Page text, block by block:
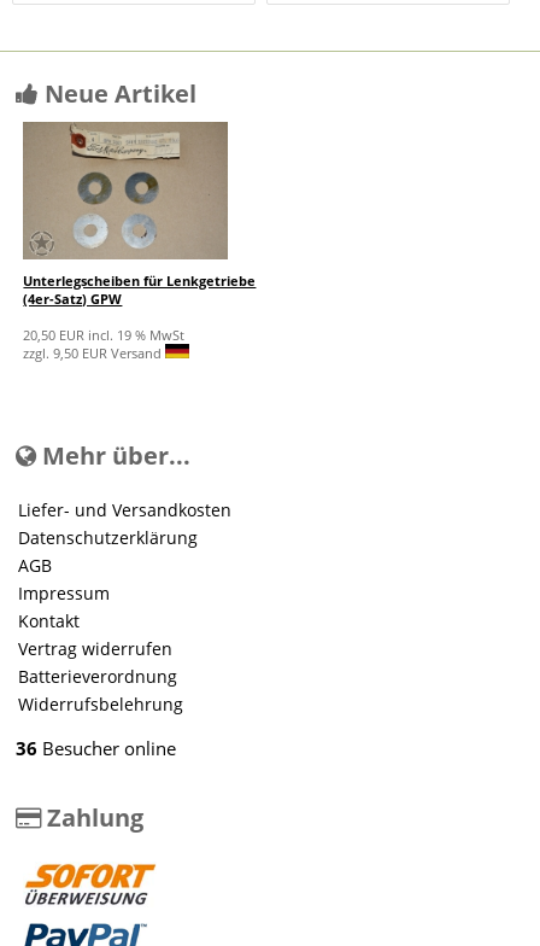
Neue Artikel
Unterlegscheiben für Lenkgetriebe
(4er-Satz) GPW
20,50 EUR incl. 19 % MwSt
zzgl. 9,50 EUR Versand
Mehr über...
Liefer- und Versandkosten
Datenschutzerklärung
AGB
Impressum
Kontakt
Vertrag widerrufen
Batterieverordnung
Widerrufsbelehrung
36 Besucher online
Zahlung